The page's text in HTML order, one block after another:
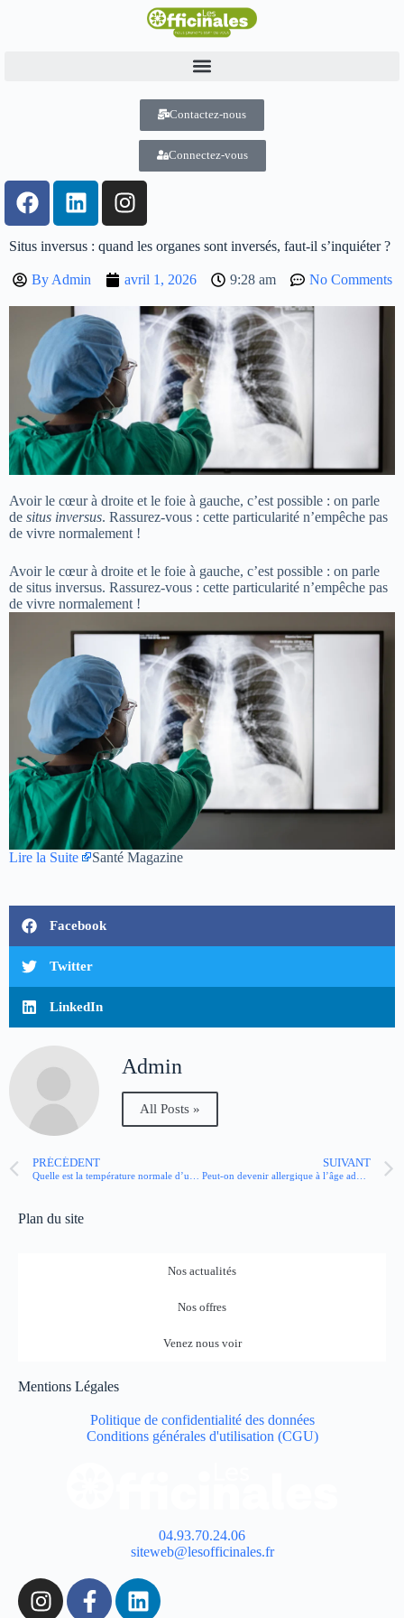
Contactez-nous
Connectez-vous
Situs inversus : quand les organes sont inversés, faut-il s’inquiéter ?
ByAdmin avril 1, 2026 9:28 am No Comments
Avoir le cœur à droite et le foie à gauche, c’est possible : on parle
de situs inversus. Rassurez-vous : cette particularité n’empêche pas
de vivre normalement !
Avoir le cœur à droite et le foie à gauche, c’est possible : on parle
de situs inversus. Rassurez-vous : cette particularité n’empêche pas
de vivre normalement !
Lire la Suite Santé Magazine
Facebook
Twitter
LinkedIn
Admin
All Posts »
PRÉCÉDENT SUIVANT
Plan du site
Nos actualités
Nos offres
Venez nous voir
Mentions Légales
Politique de confidentialité des données
Conditions générales d'utilisation (CGU)
04.93.70.24.06
siteweb@lesofficinales.fr